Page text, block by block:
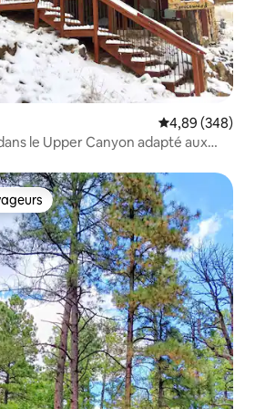
Évaluation
4,89 (348)
Upper Canyon adapté aux
les plus appréciés